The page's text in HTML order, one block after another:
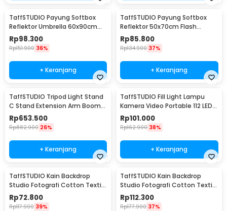
TaffSTUDIO Payung Softbox
Reflektor Umbrella 60x90cm
E27 Single Socket - LD-TZ206
Rp98.300
Rp151.900 36%
+ Keranjang
TaffSTUDIO Payung Softbox
Reflektor 50x70cm Flash
Mount - CY50
Rp85.800
Rp134.900 37%
+ Keranjang
TaffSTUDIO Tripod Light Stand
C Stand Extension Arm Boom
Arm 130cm - 330F
Rp653.500
Rp882.900 26%
+ Keranjang
TaffSTUDIO Fill Light Lampu
Kamera Video Portable 112 LED -
FT-112
Rp101.000
Rp162.900 38%
+ Keranjang
TaffSTUDIO Kain Backdrop
Studio Fotografi Cotton Textile
Muslin Cloth 190x280cm - B29
Rp72.800
Rp117.900 39%
TaffSTUDIO Kain Backdrop
Studio Fotografi Cotton Textile
Muslin Cloth 300x300cm - B29
Rp112.300
Rp177.900 37%